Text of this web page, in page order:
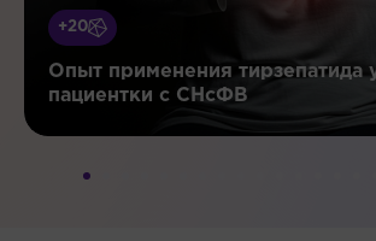
+20
Опыт применения тирзепатида
пациентки с СНсФВ